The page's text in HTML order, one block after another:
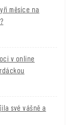
měsíce na
v online
své vášně a